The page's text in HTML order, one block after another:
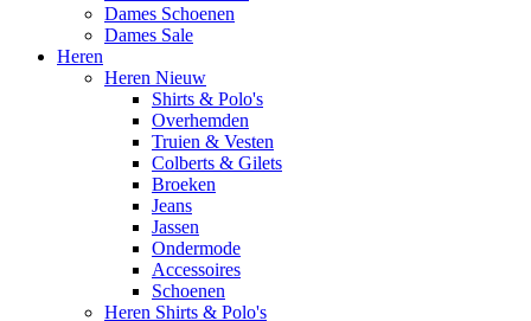
Dames Schoenen
Dames Sale
Heren
Heren Nieuw
Shirts & Polo's
Overhemden
Truien & Vesten
Colberts & Gilets
Broeken
Jeans
Jassen
Ondermode
Accessoires
Schoenen
Heren Shirts & Polo's